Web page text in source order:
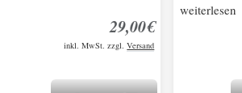
29,00€
inkl. MwSt. zzgl.Versand
weiterlesen